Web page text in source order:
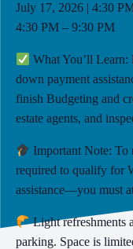
July 17, 2026 | 4:30
4:30 PM – 9:30 PM
What You’ll
down payment
finish Budgeting and
estate agents, and
Important Note:
required to qualify for
assistance—you must
Light refreshments
parking. Space is